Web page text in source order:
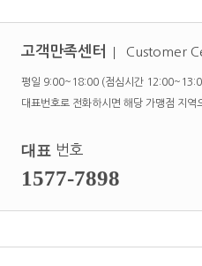
고객만족센터 Customer
평일 9:00~18:00 (점심시간
대표번호로 전화하시면 해당 가맹점 지역
대표 번호
1577-7898